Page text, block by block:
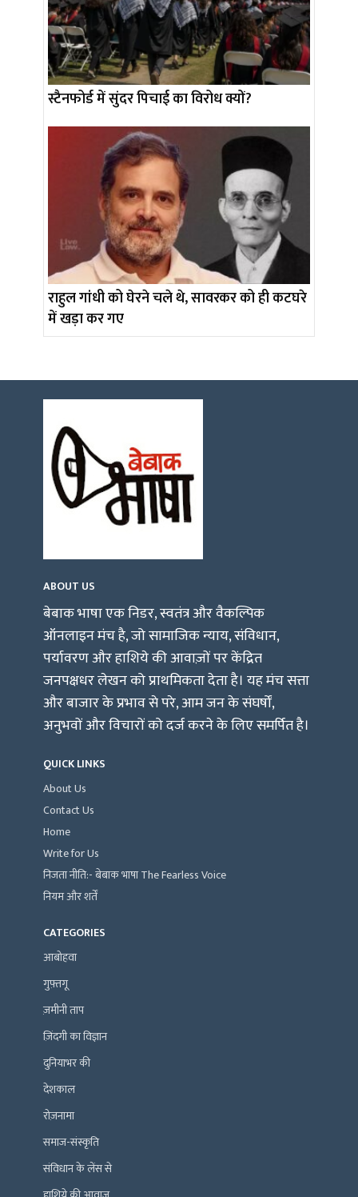
स्टैनफोर्ड में सुंदर पिचाई का विरोध क्यों?
राहुल गांधी को घेरने चले थे, सावरकर को ही कटघरे
में खड़ा कर गए
ABOUT US
बेबाक भाषा एक निडर, स्वतंत्र और वैकल्पिक
ऑनलाइन मंच है, जो सामाजिक न्याय, संविधान,
पर्यावरण और हाशिये की आवाज़ों पर केंद्रित
जनपक्षधर लेखन को प्राथमिकता देता है। यह मंच सत्ता
और बाजार के प्रभाव से परे, आम जन के संघर्षों,
अनुभवों और विचारों को दर्ज करने के लिए समर्पित है।
QUICK LINKS
About Us
Contact Us
Home
Write for Us
निजता नीति:- बेबाक भाषा The Fearless Voice
नियम और शर्तें
CATEGORIES
आबोहवा
गुफ़्तगू
ज़मीनी ताप
ज़िंदगी का विज्ञान
दुनियाभर की
देशकाल
रोज़नामा
समाज-संस्कृति
संविधान के लेंस से